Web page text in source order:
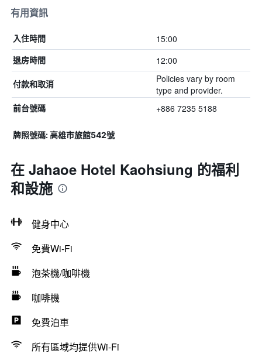
有用資訊
入住時間 15:00
退房時間 12:00
付款和取消
Policies vary by room
type and provider.
前台號碼 +886 7235 5188
牌照號碼: 高雄市旅館542號
在 Jahaoe Hotel Kaohsiung 的福利
和設施
健身中心
免費Wi-Fi
泡茶機/咖啡機
咖啡機
免費泊車
所有區域均提供Wi-Fi